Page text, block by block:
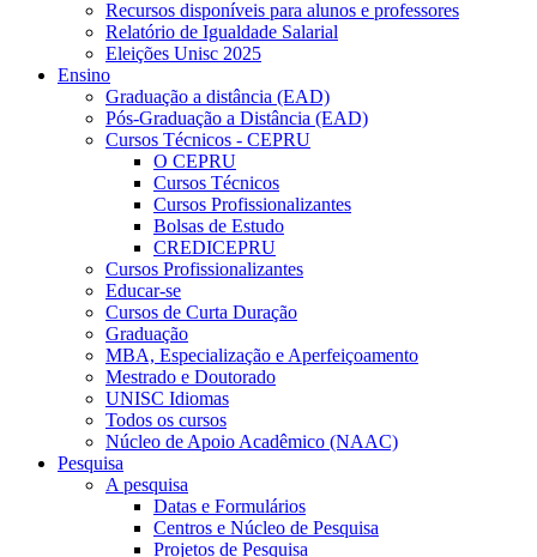
Recursos disponíveis para alunos e professores
Relatório de Igualdade Salarial
Eleições Unisc 2025
Ensino
Graduação a distância (EAD)
Pós-Graduação a Distância (EAD)
Cursos Técnicos - CEPRU
O CEPRU
Cursos Técnicos
Cursos Profissionalizantes
Bolsas de Estudo
CREDICEPRU
Cursos Profissionalizantes
Educar-se
Cursos de Curta Duração
Graduação
MBA, Especialização e Aperfeiçoamento
Mestrado e Doutorado
UNISC Idiomas
Todos os cursos
Núcleo de Apoio Acadêmico (NAAC)
Pesquisa
A pesquisa
Datas e Formulários
Centros e Núcleo de Pesquisa
Projetos de Pesquisa